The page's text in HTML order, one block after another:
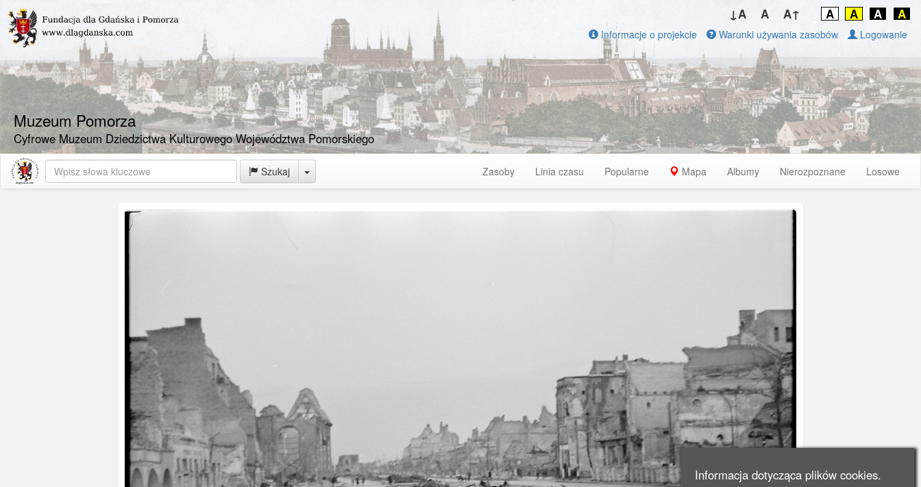
Muzeum Pomorza
Cyfrowe Muzeum Dziedzictwa Kulturowego Województwa Pomorskiego
↓A A A↑ A A A A
Informacje o projekcie Warunki używania zasobów Logowanie
Szukaj Toggle Dropdown Zasoby Linia czasu Popularne Mapa Albumy Nierozpoznane Losowe
Informacja dotycząca plików cookies.